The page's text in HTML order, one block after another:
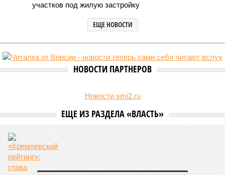
участков под жилую застройку
ЕЩЕ НОВОСТИ
НОВОСТИ ПАРТНЕРОВ
Новости smi2.ru
ЕЩЕ ИЗ РАЗДЕЛА «ВЛАСТЬ»